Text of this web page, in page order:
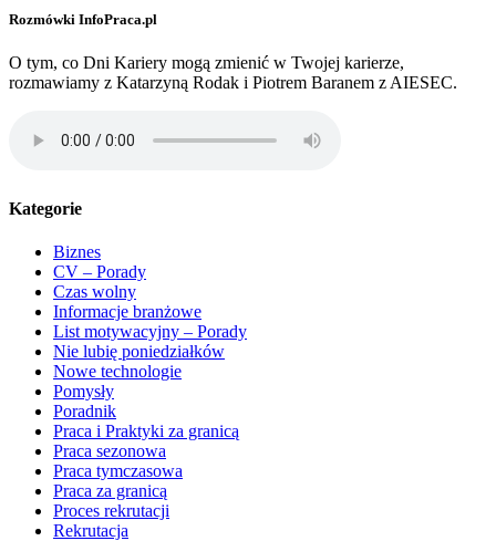
Rozmówki InfoPraca.pl
O tym, co Dni Kariery mogą zmienić w Twojej karierze,
rozmawiamy z Katarzyną Rodak i Piotrem Baranem z AIESEC.
Kategorie
Biznes
CV – Porady
Czas wolny
Informacje branżowe
List motywacyjny – Porady
Nie lubię poniedziałków
Nowe technologie
Pomysły
Poradnik
Praca i Praktyki za granicą
Praca sezonowa
Praca tymczasowa
Praca za granicą
Proces rekrutacji
Rekrutacja